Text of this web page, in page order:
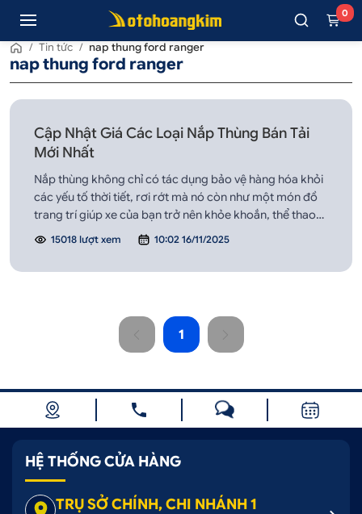
0
/ Tin tức / nap thung ford ranger
nap thung ford ranger
Cập Nhật Giá Các Loại Nắp Thùng Bán Tải
Mới Nhất
Nắp thùng không chỉ có tác dụng bảo vệ hàng hóa khỏi
các yếu tố thời tiết, rơi rớt mà nó còn như một món đồ
trang trí giúp xe của bạn trở nên khỏe khoắn, thể thao
và cá tính hơn.
15018 lượt xem 10:02 16/11/2025
1
HỆ THỐNG CỬA HÀNG
TRỤ SỞ CHÍNH, CHI NHÁNH 1